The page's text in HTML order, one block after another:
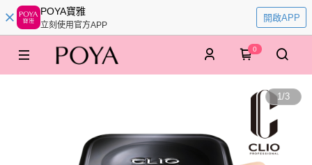
POYA寶雅
立刻使用官方APP
開啟APP
0
1/3